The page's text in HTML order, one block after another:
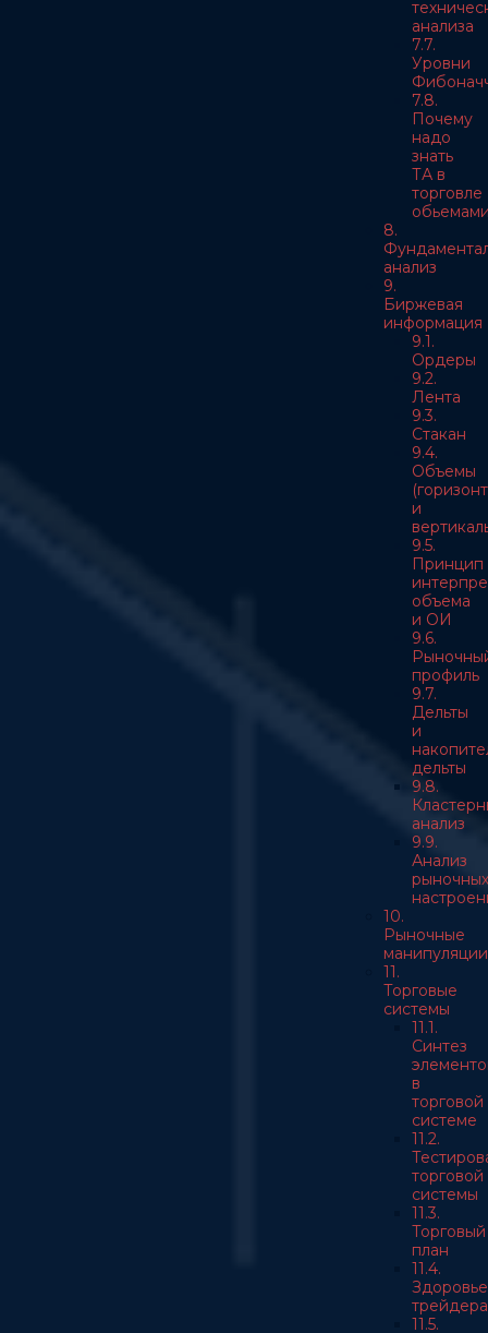
анализа
7.7.
Уровни
7.8.
Почему
надо
знать
ТА в
торговле
8.
анализ
9.
Биржевая
информация
9.1.
Ордеры
9.2.
Лента
9.3.
Стакан
9.4.
Объемы
и
9.5.
Принцип
объема
и ОИ
9.6.
профиль
9.7.
Дельты
и
дельты
9.8.
анализ
9.9.
Анализ
рыночных
10.
Рыночные
манипуляции
11.
Торговые
системы
11.1.
Синтез
в
торговой
системе
11.2.
торговой
системы
11.3.
Торговый
план
11.4.
Здоровье
трейдера
11.5.